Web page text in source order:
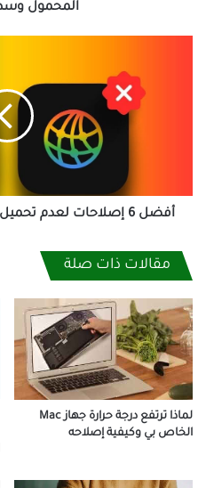
المحمول
المتصفح
أفضل 6 إصلاحات لعدم تحميل Google Drive في المتصفح
مقالات ذات صلة
لماذا ترتفع درجة حرارة جهاز Mac
الخاص بي وكيفية إصلاحه